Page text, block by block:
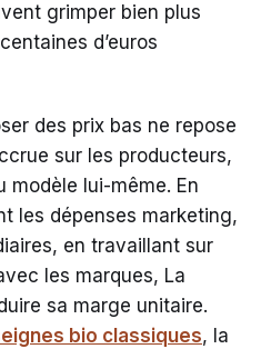
grimper bien plus
d’euros
des prix bas ne repose
sur les producteurs,
modèle lui-même. En
les dépenses marketing,
en travaillant sur
les marques, La
sa marge unitaire.
bio classiques, la